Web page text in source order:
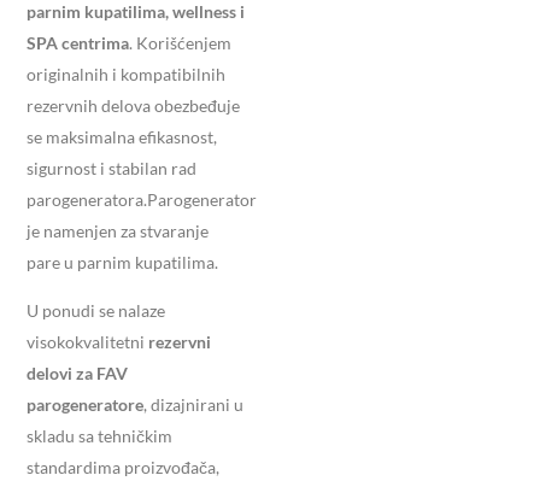
parnim kupatilima, wellness i
SPA centrima. Korišćenjem
originalnih i kompatibilnih
rezervnih delova obezbeđuje
se maksimalna efikasnost,
sigurnost i stabilan rad
parogeneratora.Parogenerator
je namenjen za stvaranje
pare u parnim kupatilima.
U ponudi se nalaze
visokokvalitetni rezervni
delovi za FAV
parogeneratore, dizajnirani u
skladu sa tehničkim
standardima proizvođača,